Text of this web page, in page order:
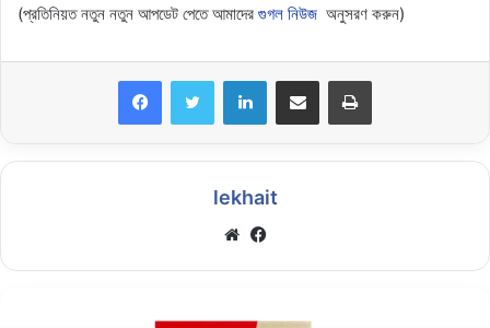
(প্রতিনিয়ত নতুন নতুন আপডেট পেতে আমাদের গুগল নিউজ অনুসরণ করুন)
LinkedInShare via Email Print
lekhait
Website